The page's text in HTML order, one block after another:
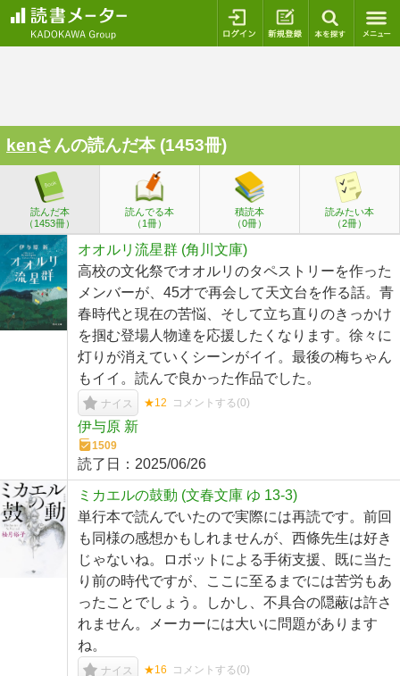
ログイン 新規登録
kenさんの読んだ本 (1453冊)
読んだ本
（1453冊）
読んでる本
（1冊）
積読本
（0冊）
読みたい本
（2冊）
オオルリ流星群 (角川文庫)
高校の文化祭でオオルリのタペストリーを作った
メンバーが、45才で再会して天文台を作る話。青
春時代と現在の苦悩、そして立ち直りのきっかけ
を掴む登場人物達を応援したくなります。徐々に
灯りが消えていくシーンがイイ。最後の梅ちゃん
もイイ。読んで良かった作品でした。
ナイス ★12 コメントする(0)
伊与原 新
1509
読了日： 2025/06/26
ミカエルの鼓動 (文春文庫 ゆ 13-3)
単行本で読んでいたので実際には再読です。前回
も同様の感想かもしれませんが、西條先生は好き
じゃないね。ロボットによる手術支援、既に当た
り前の時代ですが、ここに至るまでには苦労もあ
ったことでしょう。しかし、不具合の隠蔽は許さ
れません。メーカーには大いに問題があります
ね。
ナイス ★16 コメントする(0)